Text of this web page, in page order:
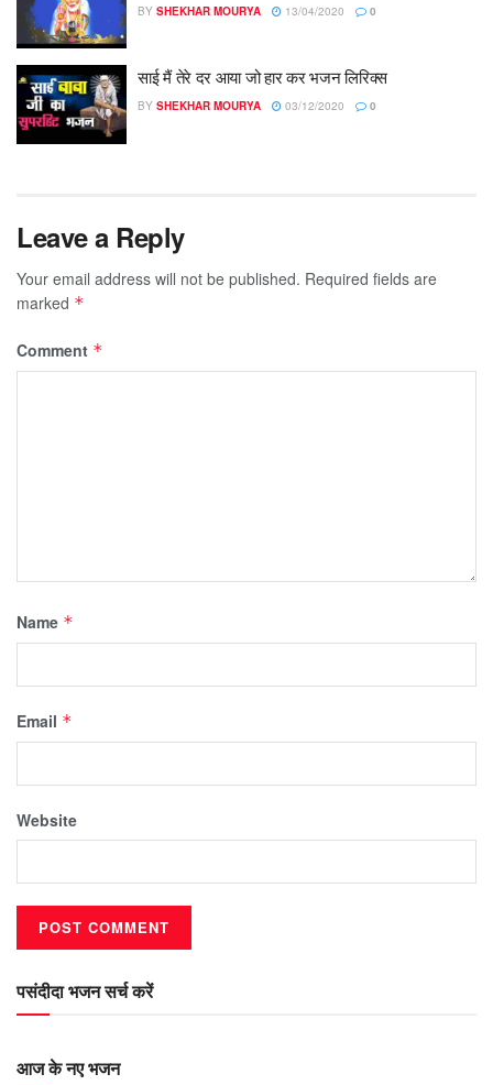
BY SHEKHAR MOURYA 13/04/2020 0
साई मैं तेरे दर आया जो हार कर भजन लिरिक्स
BY SHEKHAR MOURYA 03/12/2020 0
Leave a Reply
Your email address will not be published. Required fields are
marked *
Comment *
Name *
Email *
Website
पसंदीदा भजन सर्च करें
आज के नए भजन